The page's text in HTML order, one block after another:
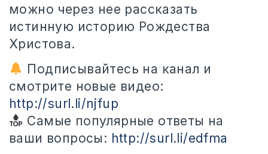
можно через нее рассказать
истинную историю Рождества
Христова.
Подписывайтесь на канал и
смотрите новые видео:
http://surl.li/njfup
Самые популярные ответы на
ваши вопросы: http://surl.li/edfma